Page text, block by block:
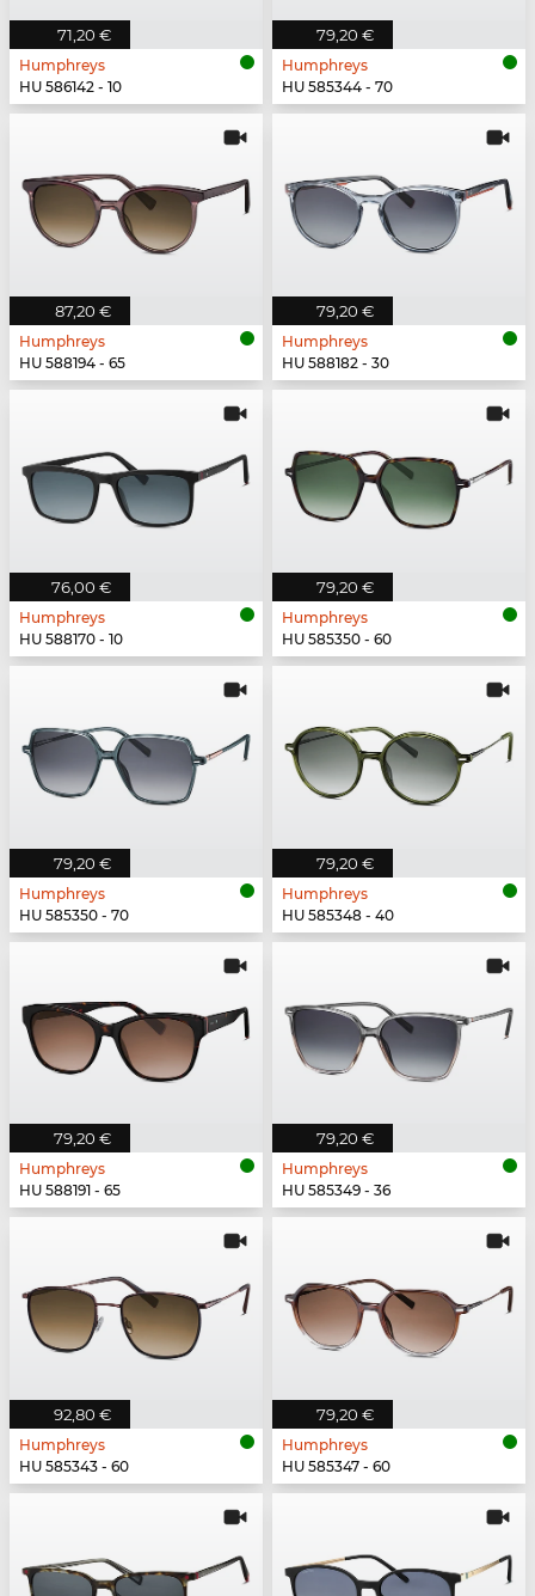
71,20 €
Humphreys
HU 586142 - 10
79,20 €
Humphreys
HU 585344 - 70
87,20 €
Humphreys
HU 588194 - 65
79,20 €
Humphreys
HU 588182 - 30
76,00 €
Humphreys
HU 588170 - 10
79,20 €
Humphreys
HU 585350 - 60
79,20 €
Humphreys
HU 585350 - 70
79,20 €
Humphreys
HU 585348 - 40
79,20 €
Humphreys
HU 588191 - 65
79,20 €
Humphreys
HU 585349 - 36
92,80 €
Humphreys
HU 585343 - 60
79,20 €
Humphreys
HU 585347 - 60